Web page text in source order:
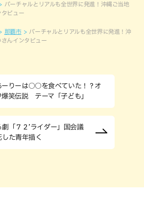
バーチャルとリアルも全世界に発進！沖縄ご当地
タビュー
那覇市
バーチャルとリアルも全世界に発進！沖
んインタビュー
ーりーは○○を食べていた！？オ
爆笑伝説 テーマ「子ども」
「７２’ライダー」国会議
た青年描く